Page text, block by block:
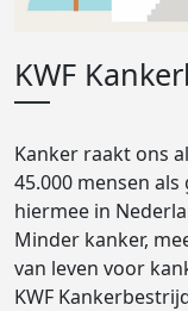
KWF
Kanker raakt ons
45.000 mensen
hiermee in
Minder kanker,
van leven voor
KWF